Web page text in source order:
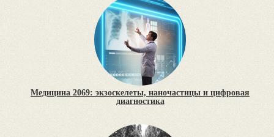
Медицина 2069: экзоскелеты, наночастицы и цифровая
диагностика